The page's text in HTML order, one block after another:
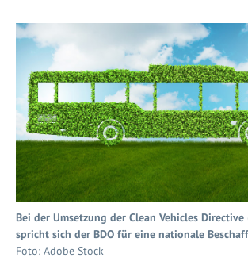
Bei der Umsetzung der Clean Vehicles Directive
spricht sich der BDO für eine nationale
Foto: Adobe Stock